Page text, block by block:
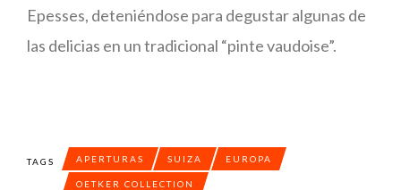
Epesses, deteniéndose para degustar algunas de
las delicias en un tradicional “pinte vaudoise”.
TAGS APERTURAS SUIZA EUROPA
OETKER COLLECTION